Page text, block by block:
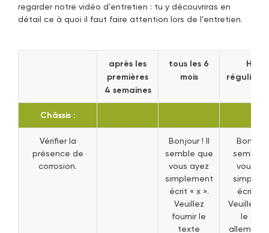
regarder notre vidéo d’entretien : tu y découvriras en
détail ce à quoi il faut faire attention lors de l’entretien.
après les
premières
4 semaines
tous les 6
mois
Hiver
Châssis :
Vérifier la
présence de
corrosion.
Bonjour ! Il
semble que
vous ayez
simplement
écrit « x ».
Veuillez
fournir le
texte
Bonjour
semble
vous
écrit « x
Veuillez
le
allemand